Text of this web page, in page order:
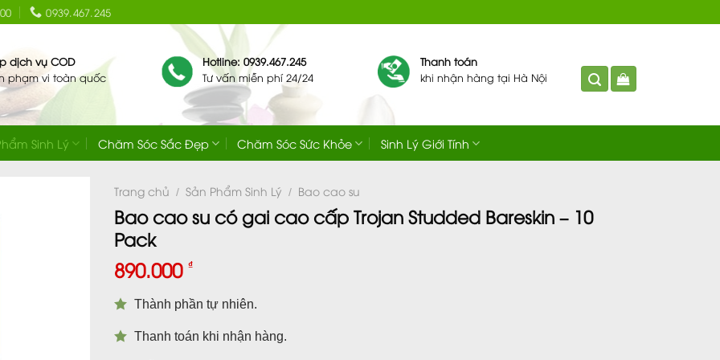
0939.467.245
dịch vụ COD
phạm vi toàn quốc
Hotline: 0939.467.245
Tư vấn miễn phí 24/24
Thanh toán
khi nhận hàng tại Hà Nội
Sinh Lý Chăm Sóc Sắc Đẹp Chăm Sóc Sức Khỏe Sinh Lý Giới Tính
Trang chủ / Sản Phẩm Sinh Lý / Bao cao su
Bao cao su có gai cao cấp Trojan Studded Bareskin – 10
Pack
890.000 ₫
Thành phần tự nhiên.
Thanh toán khi nhận hàng.